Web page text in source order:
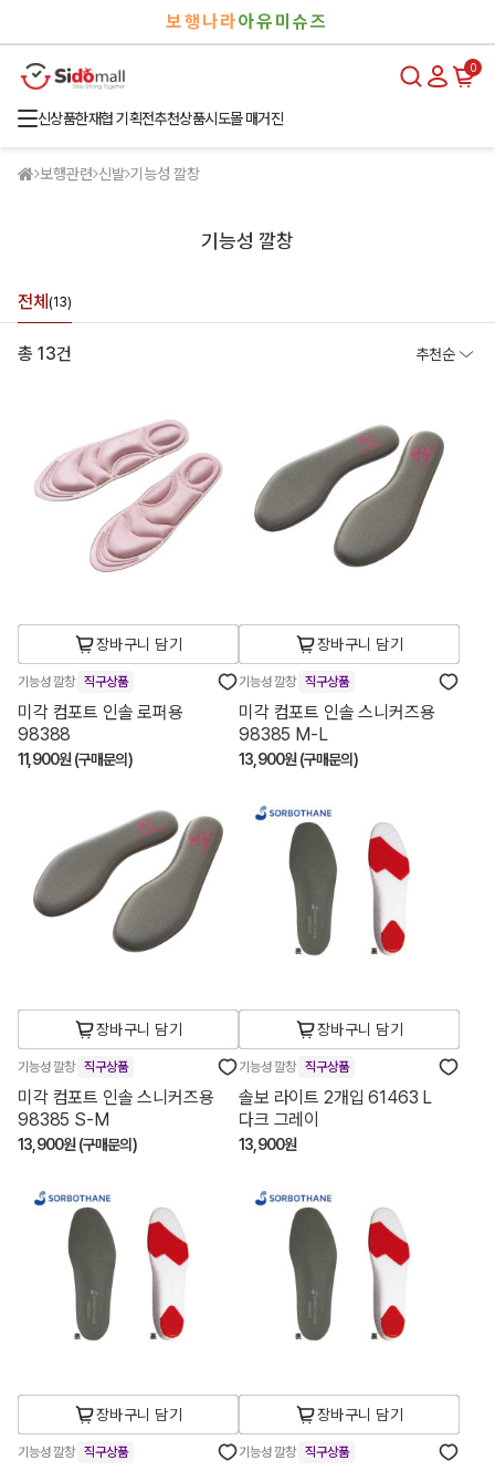
보행나라아유미슈즈
0
신상품한재협 기획전추천상품시도몰 매거진
보행관련 신발 기능성 깔창
기능성 깔창
전체 (13)
총 13건 추천순
장바구니 담기
기능성 깔창 직구상품
미각 컴포트 인솔 로퍼용
98388
11,900원 (구매문의)
장바구니 담기
기능성 깔창 직구상품
미각 컴포트 인솔 스니커즈용
98385 M-L
13,900원 (구매문의)
장바구니 담기
기능성 깔창 직구상품
미각 컴포트 인솔 스니커즈용
98385 S-M
13,900원 (구매문의)
장바구니 담기
기능성 깔창 직구상품
솔보 라이트 2개입 61463 L
다크 그레이
13,900원
장바구니 담기
기능성 깔창 직구상품
장바구니 담기
기능성 깔창 직구상품